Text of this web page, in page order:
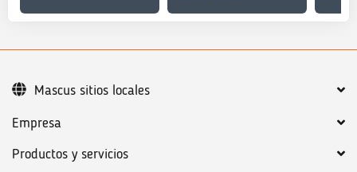
Empresa
Productos y servicios
Mascus sitios locales